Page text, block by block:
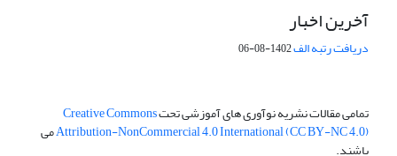
آخرین اخبار
دریافت رتبه الف1402-08-06
تمامی مقالات نشریه نوآوری های آموزشی تحتCreative Commons
Attribution-NonCommercial 4.0 International (CC BY-NC 4.0)می
باشند.